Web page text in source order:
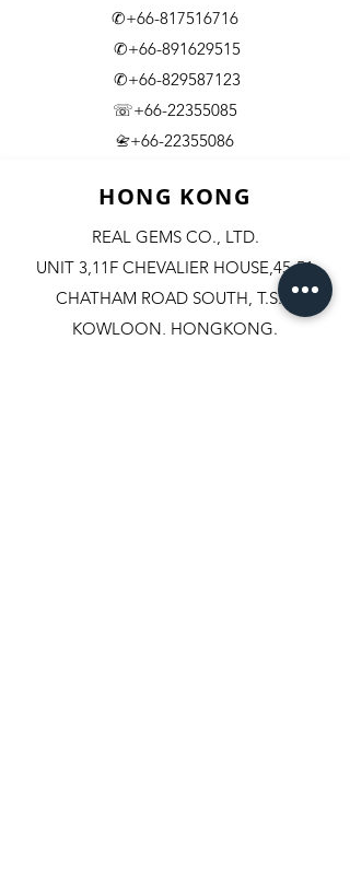
✆+66-817516716
✆+66-891629515
✆+66-829587123
☏+66-22355085
📇​+66-22355086
HONG KONG
REAL GEMS CO., LTD.
UNIT 3,11F CHEVALIER HOUSE,45-51
CHATHAM ROAD SOUTH, T.S.T.
KOWLOON, HONGKONG.